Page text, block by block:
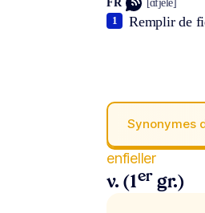
FR [ɑ̃fjele]
Remplir de
1
Synonymes
enfieller
v. (1er gr.)